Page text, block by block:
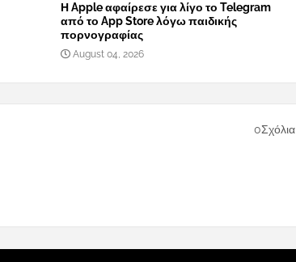
Η Apple αφαίρεσε για λίγο το Telegram
από το App Store λόγω παιδικής
πορνογραφίας
August 04, 2026
0Σχόλια